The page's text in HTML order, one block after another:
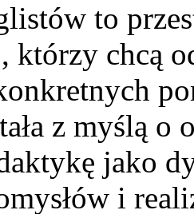
to
którzy chcą
z myślą o
jako
i